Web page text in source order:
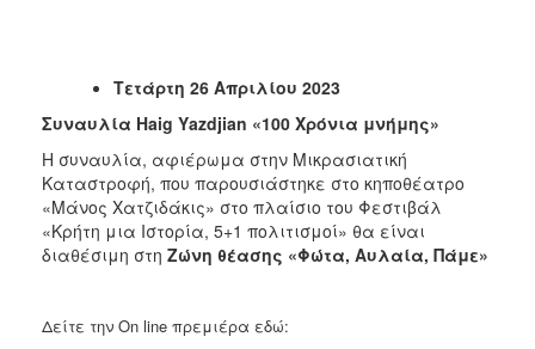
Τετάρτη 26 Απριλίου 2023
Συναυλία Haig Υazdjian «100 Χρόνια μνήμης»
Η συναυλία, αφιέρωμα στην Μικρασιατική
Καταστροφή, που παρουσιάστηκε στο κηποθέατρο
«Μάνος Χατζιδάκις» στο πλαίσιο του Φεστιβάλ
«Κρήτη μια Ιστορία, 5+1 πολιτισμοί» θα είναι
διαθέσιμη στη Ζώνη θέασης «Φώτα, Αυλαία, Πάμε»
Δείτε την On line πρεμιέρα εδώ: